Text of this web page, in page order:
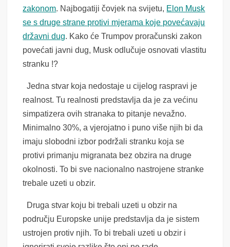
zakonom. Najbogatiji čovjek na svijetu, Elon Musk
se s druge strane protivi mjerama koje povećavaju
državni dug. Kako će Trumpov proračunski zakon
povećati javni dug, Musk odlučuje osnovati vlastitu
stranku !?
Jedna stvar koja nedostaje u cijelog raspravi je
realnost. Tu realnosti predstavlja da je za većinu
simpatizera ovih stranaka to pitanje nevažno.
Minimalno 30%, a vjerojatno i puno više njih bi da
imaju slobodni izbor podržali stranku koja se
protivi primanju migranata bez obzira na druge
okolnosti. To bi sve nacionalno nastrojene stranke
trebale uzeti u obzir.
Druga stvar koju bi trebali uzeti u obzir na
području Europske unije predstavlja da je sistem
ustrojen protiv njih. To bi trebali uzeti u obzir i